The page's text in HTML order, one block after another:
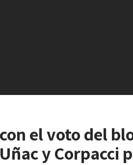
el voto del
y Corpacci